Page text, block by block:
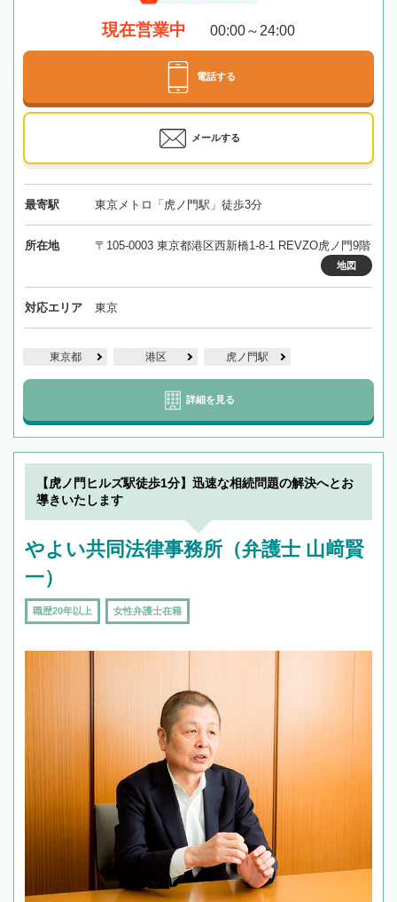
現在営業中 00:00～24:00
電話する
メールする
最寄駅 東京メトロ「虎ノ門駅」徒歩3分
所在地 〒105-0003 東京都港区西新橋1-8-1 REVZO虎ノ門9階
地図
対応エリア 東京
東京都 港区 虎ノ門駅
詳細を見る
【虎ノ門ヒルズ駅徒歩1分】迅速な相続問題の解決へとお
導きいたします
やよい共同法律事務所（弁護士 山﨑賢
一）
職歴20年以上 女性弁護士在籍